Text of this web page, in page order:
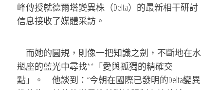
峰傳授就德爾塔變異株（Delta）的最新相干研討
信息接收了媒體采訪。
而她的圓規，則像一把知識之劍，不斷地在水
瓶座的藍光中尋找**「愛與孤獨的精確交
點」。 他談到：“今朝在國際已發明的Delta變異